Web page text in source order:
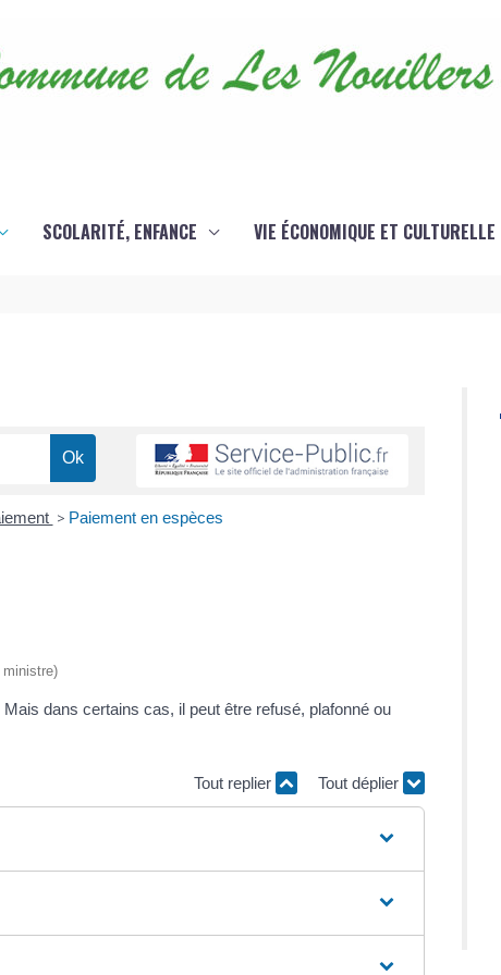
SCOLARITÉ, ENFANCE VIE ÉCONOMIQUE ET CULTURELLE
> Paiement en espèces
dans certains cas, il peut être refusé, plafonné ou
Tout replier Tout déplier